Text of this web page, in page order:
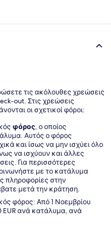
τις ακόλουθες χρεώσεις
out. Στις χρεώσεις
οι σχετικοί φόροι:
φόρος, ο οποίος
Αυτός ο φόρος
και ίσως να μην ισχύει όλο
να ισχύουν και άλλες
Για περισσότερες
με το κατάλυμα
πληροφορίες στην
μετά την κράτηση.
φόρος: Από 1 Νοεμβρίου
EUR ανά κατάλυμα, ανά